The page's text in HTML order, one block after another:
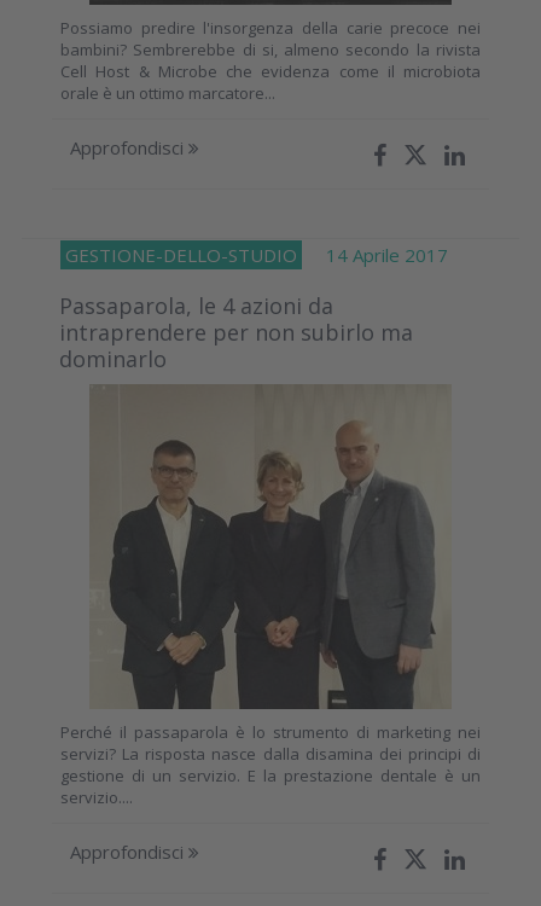
Possiamo predire l'insorgenza della carie precoce nei
bambini? Sembrerebbe di si, almeno secondo la rivista
Cell Host & Microbe che evidenza come il microbiota
orale è un ottimo marcatore...
Approfondisci
GESTIONE-DELLO-STUDIO 14 Aprile 2017
Passaparola, le 4 azioni da
intraprendere per non subirlo ma
dominarlo
Perché il passaparola è lo strumento di marketing nei
servizi? La risposta nasce dalla disamina dei principi di
gestione di un servizio. E la prestazione dentale è un
servizio....
Approfondisci